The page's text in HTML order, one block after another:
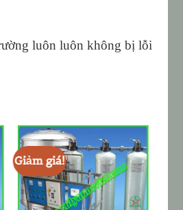
luôn luôn không bị lỗi
Giảm giá!
ADD TO
WISHLIST